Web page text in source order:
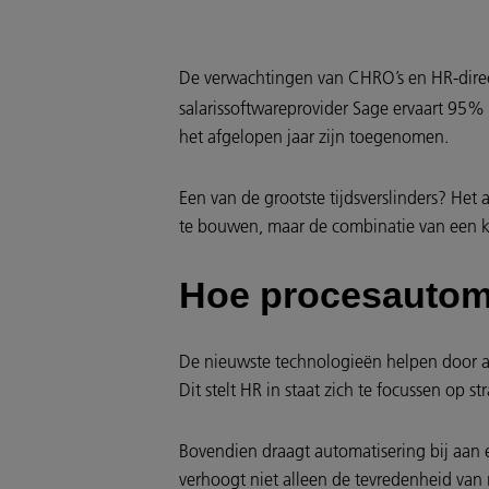
De verwachtingen van CHRO’s en HR-
salarissoftwareprovider Sage ervaart
het afgelopen jaar zijn toegenomen.
Een van de grootste tijdsverslinders?
te bouwen, maar de combinatie van een
Hoe
De nieuwste technologieën helpen door
Dit stelt HR in staat zich te focussen op
Bovendien draagt automatisering bij
verhoogt niet alleen de tevredenheid